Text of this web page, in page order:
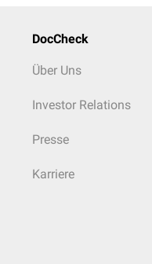
DocCheck
Über Uns
Investor Relations
Presse
Karriere